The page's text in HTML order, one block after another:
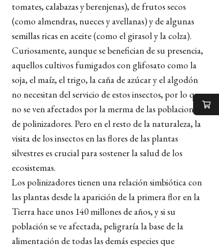
tomates, calabazas y berenjenas), de frutos secos
(como almendras, nueces y avellanas) y de algunas
semillas ricas en aceite (como el girasol y la colza).
Curiosamente, aunque se benefician de su presencia,
aquellos cultivos fumigados con glifosato como la
soja, el maíz, el trigo, la caña de azúcar y el algodón
no necesitan del servicio de estos insectos, por lo que
no se ven afectados por la merma de las poblaciones
de polinizadores. Pero en el resto de la naturaleza, la
visita de los insectos en las flores de las plantas
silvestres es crucial para sostener la salud de los
ecosistemas.
Los polinizadores tienen una relación simbiótica con
las plantas desde la aparición de la primera flor en la
Tierra hace unos 140 millones de años, y si su
población se ve afectada, peligraría la base de la
alimentación de todas las demás especies que